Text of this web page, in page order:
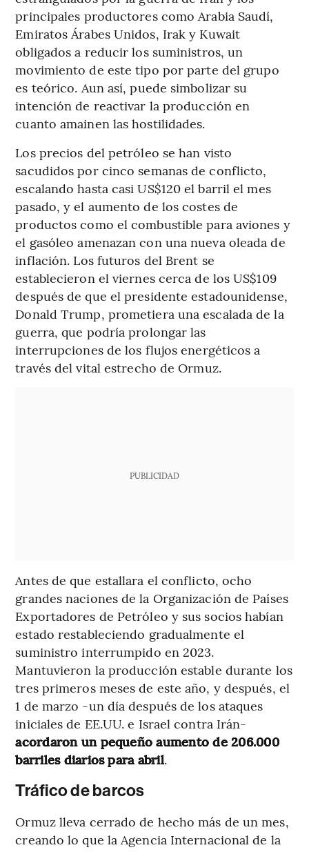
principales productores como Arabia Saudí,
Emiratos Árabes Unidos, Irak y Kuwait
obligados a reducir los suministros, un
movimiento de este tipo por parte del grupo
es teórico. Aun así, puede simbolizar su
intención de reactivar la producción en
cuanto amainen las hostilidades.
Los precios del petróleo se han visto
sacudidos por cinco semanas de conflicto,
escalando hasta casi US$120 el barril el mes
pasado, y el aumento de los costes de
productos como el combustible para aviones y
el gasóleo amenazan con una nueva oleada de
inflación. Los futuros del Brent se
establecieron el viernes cerca de los US$109
después de que el presidente estadounidense,
Donald Trump, prometiera una escalada de la
guerra, que podría prolongar las
interrupciones de los flujos energéticos a
través del vital estrecho de Ormuz.
PUBLICIDAD
Antes de que estallara el conflicto, ocho
grandes naciones de la Organización de Países
Exportadores de Petróleo y sus socios habían
estado restableciendo gradualmente el
suministro interrumpido en 2023.
Mantuvieron la producción estable durante los
tres primeros meses de este año, y después, el
1 de marzo -un día después de los ataques
iniciales de EE.UU. e Israel contra Irán-
acordaron un pequeño aumento de 206.000
barriles diarios para abril.
Tráfico de barcos
Ormuz lleva cerrado de hecho más de un mes,
creando lo que la Agencia Internacional de la